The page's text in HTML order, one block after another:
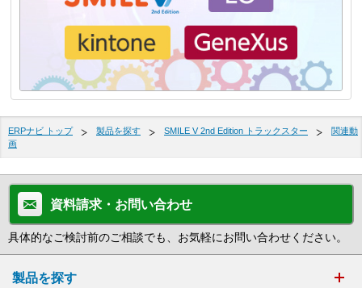
ERPナビ トップ 製品を探す SMILE V 2nd Edition トラックスター
関連動
画
資料請求・お問い合わせ
具体的なご検討前のご相談でも、お気軽にお問い合わせください。
製品を探す